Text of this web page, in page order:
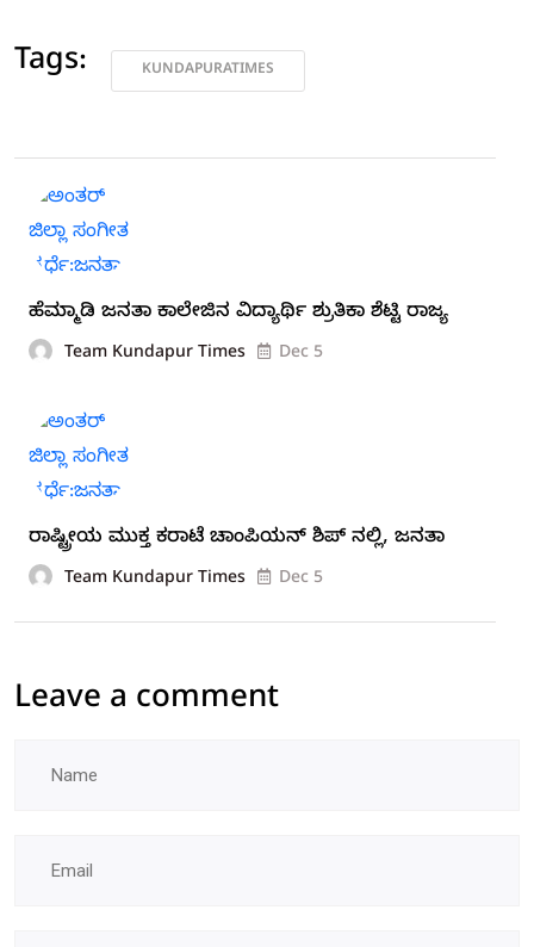
Tags: KUNDAPURATIMES
ಹೆಮ್ಮಾಡಿ ಜನತಾ ಕಾಲೇಜಿನ ವಿದ್ಯಾರ್ಥಿ ಶ್ರುತಿಕಾ ಶೆಟ್ಟಿ ರಾಜ್ಯ
Team Kundapur Times Dec 5
ರಾಷ್ಟ್ರೀಯ ಮುಕ್ತ ಕರಾಟೆ ಚಾಂಪಿಯನ್‌ ಶಿಪ್ ನಲ್ಲಿ, ಜನತಾ
Team Kundapur Times Dec 5
Leave a comment